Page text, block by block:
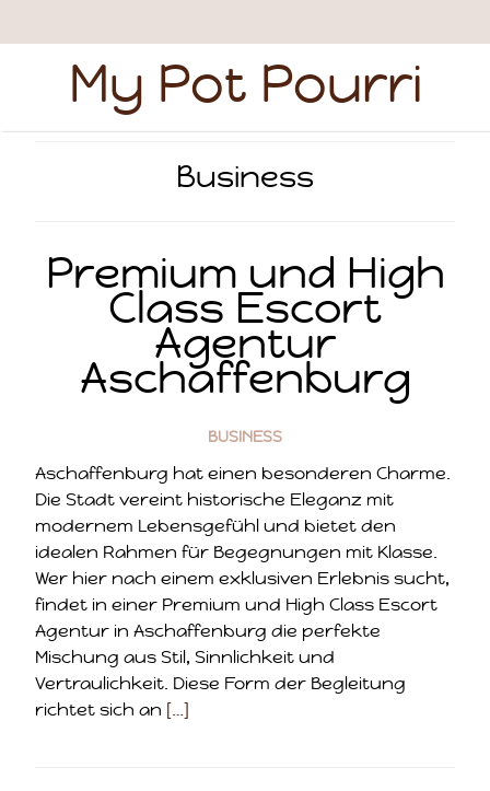
My Pot Pourri
Business
Premium und High
Class Escort
Agentur
Aschaffenburg
BUSINESS
Aschaffenburg hat einen besonderen Charme.
Die Stadt vereint historische Eleganz mit
modernem Lebensgefühl und bietet den
idealen Rahmen für Begegnungen mit Klasse.
Wer hier nach einem exklusiven Erlebnis sucht,
findet in einer Premium und High Class Escort
Agentur in Aschaffenburg die perfekte
Mischung aus Stil, Sinnlichkeit und
Vertraulichkeit. Diese Form der Begleitung
richtet sich an […]